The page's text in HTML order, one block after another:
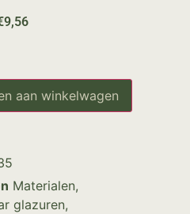
9,56
aan winkelwagen
Materialen,
glazuren,